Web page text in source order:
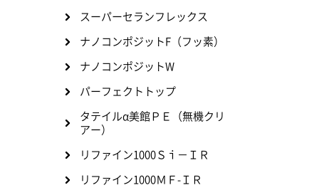
スーパーセランフレックス
ナノコンポジットF（フッ素）
ナノコンポジットW
パーフェクトトップ
タテイルα美館ＰＥ（無機クリ
アー）
リファイン1000Ｓｉ－ＩＲ
リファイン1000ＭＦ-ＩＲ